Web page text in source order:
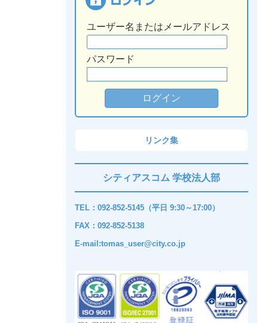
ユーザー名またはメールアドレス
パスワード
リンク集
シティアスコム 学校法人部
TEL：092-852-5145（平日 9:30～17:00）
FAX：092-852-5138
E-mail:tomas_user@city.co.jp